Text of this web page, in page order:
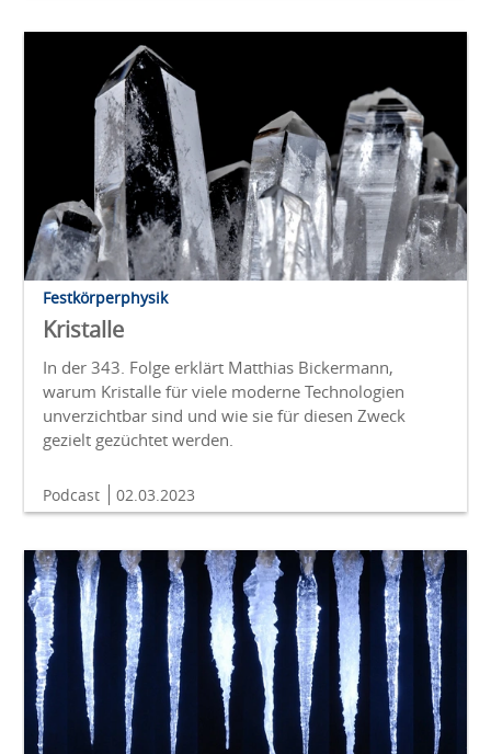
Festkörperphysik
Kristalle
In der 343. Folge erklärt Matthias Bickermann,
warum Kristalle für viele moderne Technologien
unverzichtbar sind und wie sie für diesen Zweck
gezielt gezüchtet werden.
Podcast 02.03.2023